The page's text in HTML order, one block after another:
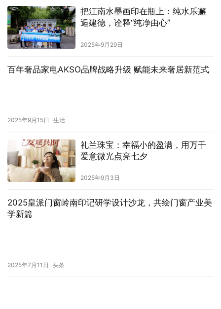
把江南水墨画印在瓶上：纯水乐邂
逅建德，诠释“纯净由心”
2025年9月29日
百年奢品家电AKSO品牌战略升级 赋能未来奢居新范式
2025年9月15日 生活
礼兰珠宝：幸福小的盈满，用万千
爱意微光点亮七夕
2025年9月3日
2025皇派门窗岭南印记研学设计沙龙，共绘门窗产业美
学新篇
2025年7月11日 头条